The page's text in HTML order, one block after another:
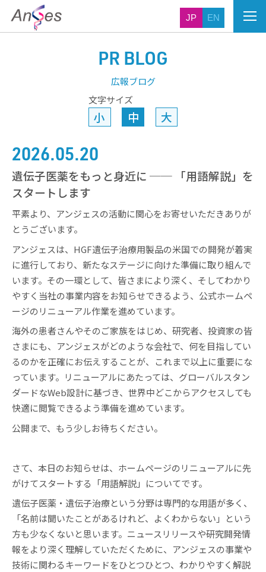
JP EN
PR BLOG
広報ブログ
文字サイズ
小 中 大
2026.05.20
遺伝子医薬をもっと身近に ── 「用語解説」を
スタートします
平素より、アンジェスの活動に関心をお寄せいただきありが
とうございます。
アンジェスは、HGF遺伝子治療用製品の米国での開発が着実
に進行しており、新たなステージに向けた準備に取り組んで
います。その一環として、皆さまにより深く、そしてわかり
やすく当社の事業内容をお知らせできるよう、公式ホームペ
ージのリニューアル作業を進めています。
海外の患者さんやそのご家族をはじめ、研究者、投資家の皆
さまにも、アンジェスがどのような会社で、何を目指してい
るのかを正確にお伝えすることが、これまで以上に重要にな
っています。リニューアルにあたっては、グローバルスタン
ダードなWeb設計に基づき、世界中どこからアクセスしても
快適に閲覧できるよう準備を進めています。
公開まで、もう少しお待ちください。
さて、本日のお知らせは、ホームページのリニューアルに先
がけてスタートする「用語解説」についてです。
遺伝子医薬・遺伝子治療という分野は専門的な用語が多く、
「名前は聞いたことがあるけれど、よくわからない」という
方も少なくないと思います。ニュースリリースや研究開発情
報をより深く理解していただくために、アンジェスの事業や
技術に関わるキーワードをひとつひとつ、わかりやすく解説